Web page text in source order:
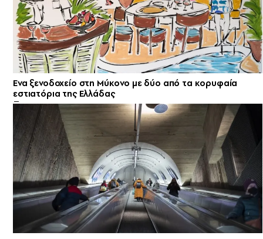
Ενα ξενοδοχείο στη Μύκονο με δύο από τα κορυφαία
εστιατόρια της Ελλάδας